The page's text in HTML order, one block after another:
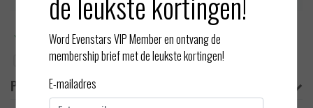
Meer informatie?Neem contact op over dit product
Toevoegen aan vergelijking
Productomschrijving
Word Evenstars VIP Member en ontvang de
membership brief met de leukste kortingen!
E-mailadres